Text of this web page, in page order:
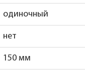
одиночный
нет
150 мм